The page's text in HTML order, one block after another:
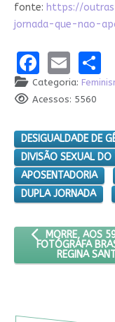
fonte: https://
jornada-que-nao-
Categoria:
Acessos: 5560
DESIGUALDADE DE
DIVISÃO SEXUAL
APOSENTADORIA
DUPLA JORNADA
ARTIGO
MORRE, AOS
FOTÓGRAFA
REGINA